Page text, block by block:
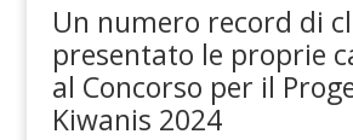
Un numero record di
presentato le proprie
al Concorso per il
Kiwanis 2024